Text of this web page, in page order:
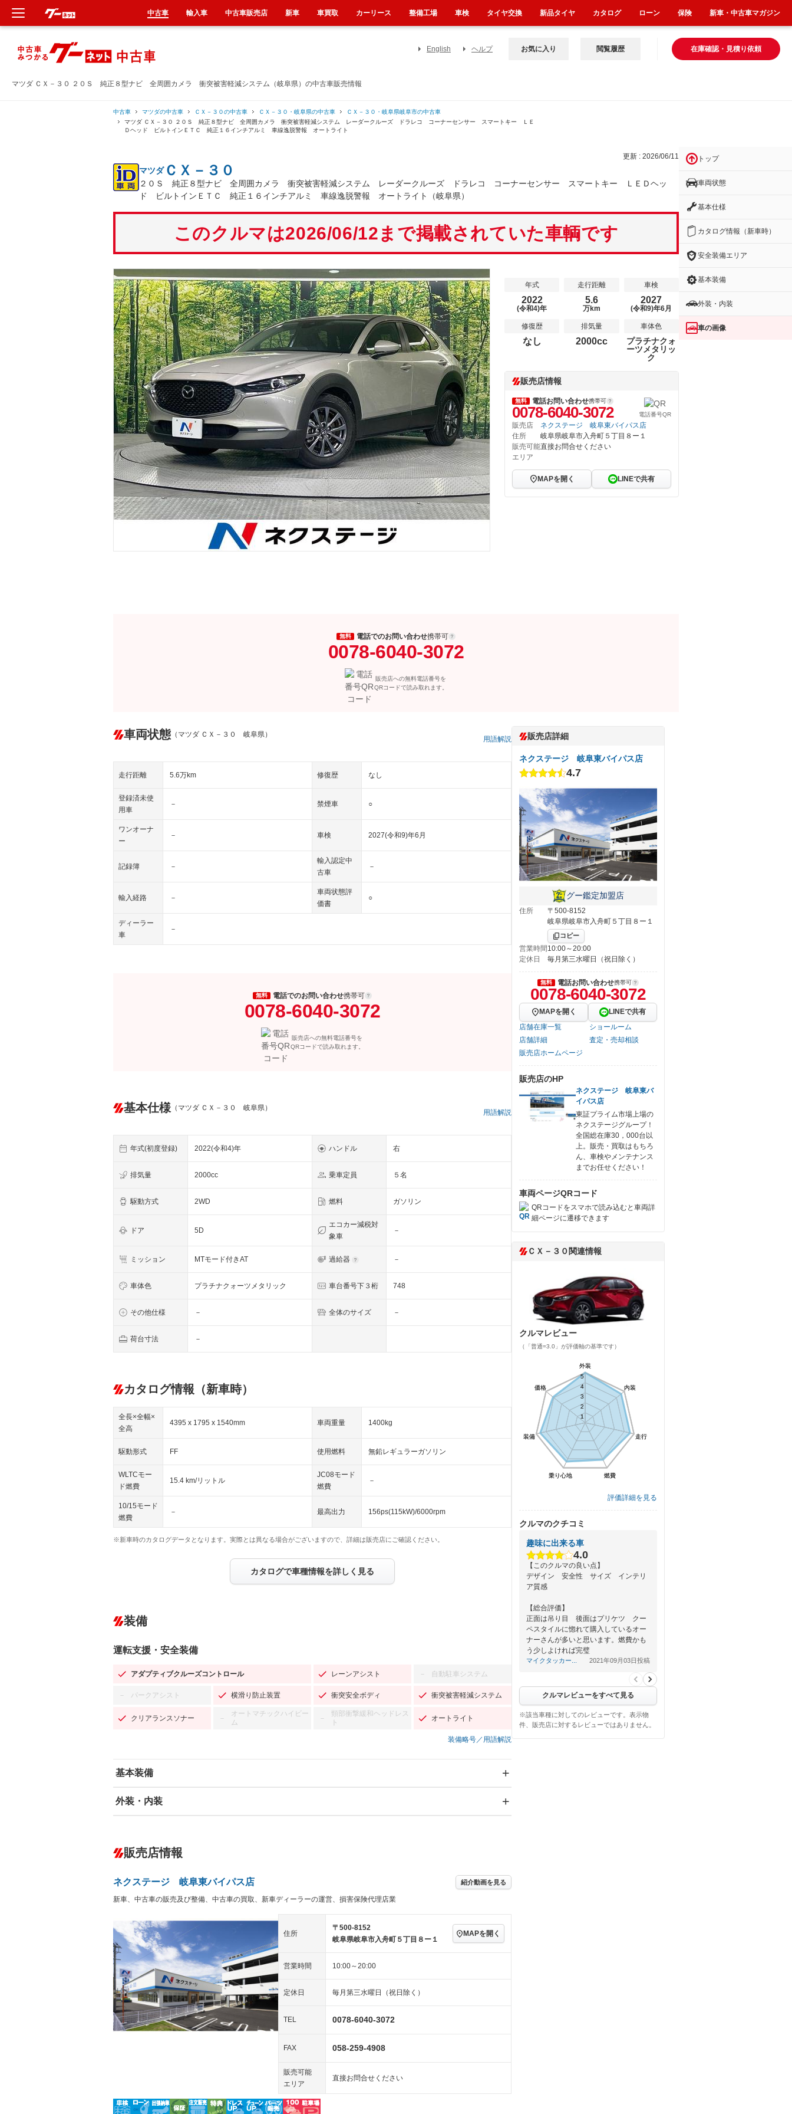
マツダ ＣＸ－３０ ２０Ｓ 純正８型ナビ 全周囲カメラ 衝突被害軽減システム（岐阜県）の中古車販売情報
English ヘルプ 在庫確認・見積り依頼
お気に入り 閲覧履歴
中古車 マツダの中古車 ＣＸ－３０の中古車 ＣＸ－３０・岐阜県の中古車
ＣＸ－３０・岐阜県岐阜市の中古車
マツダ ＣＸ－３０ ２０Ｓ 純正８型ナビ 全周囲カメラ 衝突被害軽減システム レーダークルーズ ドラレコ コーナーセンサー スマートキー ＬＥ
Ｄヘッド ビルトインＥＴＣ 純正１６インチアルミ 車線逸脱警報 オートライト
更新 : 2026/06/11
マツダＣＸ－３０
２０Ｓ 純正８型ナビ 全周囲カメラ 衝突被害軽減システム レーダークルーズ ドラレコ コーナーセンサー スマートキー ＬＥＤヘッ
ド ビルトインＥＴＣ 純正１６インチアルミ 車線逸脱警報 オートライト（岐阜県）
このクルマは2026/06/12まで掲載されていた車輌です
年式
2022
(令和4)年
走行距離
5.6
万km
車検
2027
(令和9)年6月
修復歴
なし
排気量
2000cc
車体色
プラチナクォ
ーツメタリッ
ク
販売店情報
無料 電話お問い合わせ携帯可
0078-6040-3072 電話番号QR
販売店
ネクステージ 岐阜東バイパス店
住所
岐阜県岐阜市入舟町５丁目８ー１
販売可能
エリア
直接お問合せください
MAPを開く LINEで共有
無料 電話でのお問い合わせ携帯可
0078-6040-3072
販売店への無料電話番号を
QRコードで読み取れます。
車両状態 （マツダ ＣＸ－３０ 岐阜県）
用語解説
走行距離 5.6万km 修復歴 なし
登録済未使
用車
－ 禁煙車 ○
ワンオーナ
ー
－ 車検 2027(令和9)年6月
記録簿 －
輸入認定中
古車
－
輸入経路 －
車両状態評
価書
○
ディーラー
車
－
無料 電話でのお問い合わせ携帯可
0078-6040-3072
販売店への無料電話番号を
QRコードで読み取れます。
基本仕様 （マツダ ＣＸ－３０ 岐阜県）
用語解説
年式(初度登録) 2022(令和4)年 ハンドル 右
排気量 2000cc 乗車定員 ５名
駆動方式 2WD 燃料 ガソリン
ドア 5D
エコカー減税対
象車
－
ミッション MTモード付きAT 過給器 －
車体色 プラチナクォーツメタリック 車台番号下３桁 748
その他仕様 － 全体のサイズ －
荷台寸法 －
カタログ情報（新車時）
全長×全幅×
全高
4395 x 1795 x 1540mm 車両重量 1400kg
駆動形式 FF 使用燃料 無鉛レギュラーガソリン
WLTCモー
ド燃費
15.4 km/リットル
JC08モード
燃費
－
10/15モード
燃費
－ 最高出力 156ps(115kW)/6000rpm
※新車時のカタログデータとなります。実際とは異なる場合がございますので、詳細は販売店にご確認ください。
カタログで車種情報を詳しく見る
装備
運転支援・安全装備
アダプティブクルーズコントロール レーンアシスト － 自動駐車システム
－ パークアシスト 横滑り防止装置 衝突安全ボディ 衝突被害軽減システム
クリアランスソナー －
オートマチックハイビー
ム
－
頸部衝撃緩和ヘッドレス
ト
オートライト
装備略号／用語解説
基本装備
エアバッグ：運転席/助手席/サイド
－ ダウンヒルアシストコントロール
Bluetooth接続 － 100V電源 センターデフロック
装備略号／用語解説
外装・内装
オーディオ：CDまたはCDチェンジャー
－
ヘッドライトウォッシャ
ー
－ 革シート キーレス
LEDヘッドランプ － HID(キセノンライト) － ポータブルナビ
ETC エアロ スマートキー ローダウン
－ ランフラットタイヤ － パワーシート 3列シート ベンチシート
－ フルフラットシート － チップアップシート オットマン
－ シートヒーター － ウォークスルー 後席モニター
フロントカメラ － シートエアコン
－ ルーフレール － エアサスペンション
販売店情報
ネクステージ 岐阜東バイパス店 紹介動画を見る
新車、中古車の販売及び整備、中古車の買取、新車ディーラーの運営、損害保険代理店業
住所
〒500-8152
岐阜県岐阜市入舟町５丁目８ー１
MAPを開く
営業時間 10:00～20:00
定休日 毎月第三水曜日（祝日除く）
TEL 0078-6040-3072
FAX 058-259-4908
販売可能
エリア
直接お問合せください
販売店詳細
ネクステージ 岐阜東バイパス店
4.7
グー鑑定加盟店
住所
〒500-8152
岐阜県岐阜市入舟町５丁目８ー１
コピー
営業時間10:00～20:00
定休日
毎月第三水曜日（祝日除く）
無料 電話お問い合わせ携帯可
0078-6040-3072
MAPを開く
LINEで共有
店舗在庫一覧
ショールーム
店舗詳細
査定・売却相談
販売店ホームページ
販売店のHP
ネクステージ 岐阜東バ
イパス店
東証プライム市場上場の
ネクステージグループ！
全国総在庫30，000台以
上。販売・買取はもちろ
ん、車検やメンテナンス
までお任せください！
車両ページQRコード
QRコードをスマホで読み込むと車両詳
細ページに遷移できます
ＣＸ－３０関連情報
クルマレビュー
（「普通=3.0」が評価軸の基準です）
外装
内装
走行
燃費
乗り心地
装備
価格
1
2
3
4
5
外装
内装
走行
燃費
乗り心地
装備
価格
1
2
3
4
5
評価詳細を見る
クルマのクチコミ
趣味に出来る車
4.0
【このクルマの良い点】
デザイン 安全性 サイズ インテリ
ア質感
【総合評価】
正面は吊り目 後面はプリケツ クー
ペスタイルに惚れて購入しているオー
ナーさんが多いと思います。燃費かも
う少しよければ完璧
マイクタッカー... 2021年09月03日投稿
クルマレビューをすべて見る
※該当車種に対してのレビューです。表示物
件、販売店に対するレビューではありません。
トップ
車両状態
基本仕様
カタログ情報（新車時）
安全装備エリア
基本装備
外装・内装
車の画像
中古車 輸入車 中古車販売店 新車 車買取 カーリース 整備工場 車検 タイヤ交換 新品タイヤ カタログ ローン 保険 新車・中古車マガジン
新車
中古車